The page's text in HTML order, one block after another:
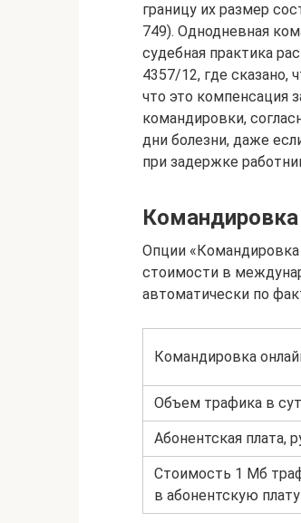
границу их размер
749). Однодневная
судебная практика
4357/12, где сказано,
что это компенсация
командировки,
дни болезни, даже
при задержке
Командировка
Опции «Командировка
стоимости в
автоматически по
Командировка
Объем трафика в
Абонентская плата,
Стоимость 1 Мб
в абонентскую